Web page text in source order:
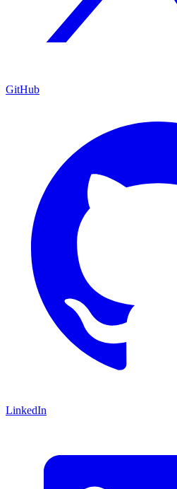
GitHub
LinkedIn